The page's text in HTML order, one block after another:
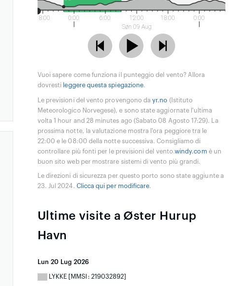
18:00 0:00 6:00
12:00
Søn 09 Aug
18:00 0:00
Vuoi sapere come funziona il punteggio del vento? Allora
dovresti leggere questa spiegazione.
Le previsioni del vento provengono dayr.no (Istituto
Meteorologico Norvegese), e sono state aggiornate l'ultima
volta 1 hour and 28 minutes ago (Sabato 08 Agosto 17:29). La
prossima notte, la valutazione mostra l'ora peggiore tra le
22:00 e le 08:00 della notte successiva. Consigliamo di
controllare più fonti per le previsioni del vento.windy.com è un
buon sito web per mostrare sistemi di vento più grandi.
Le direzioni di sicurezza per questo porto sono state aggiunte a
23. Jul 2024. Clicca qui per modificare.
Ultime visite a Øster Hurup
Havn
Lun 20 Lug 2026
LYKKE [MMSI: 219032892]